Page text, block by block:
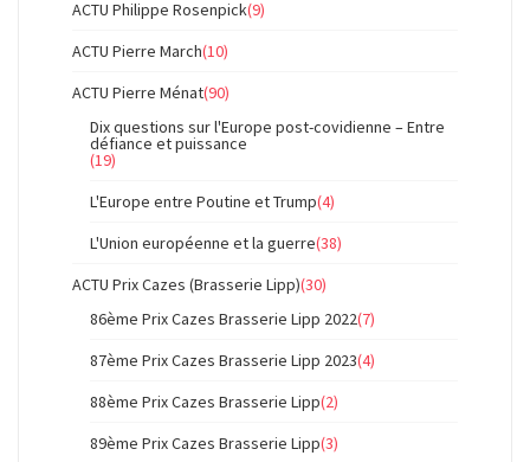
ACTU Philippe Rosenpick(9)
ACTU Pierre March(10)
ACTU Pierre Ménat(90)
Dix questions sur l'Europe post-covidienne – Entre
défiance et puissance
(19)
L'Europe entre Poutine et Trump(4)
L'Union européenne et la guerre(38)
ACTU Prix Cazes (Brasserie Lipp)(30)
86ème Prix Cazes Brasserie Lipp 2022(7)
87ème Prix Cazes Brasserie Lipp 2023(4)
88ème Prix Cazes Brasserie Lipp(2)
89ème Prix Cazes Brasserie Lipp(3)